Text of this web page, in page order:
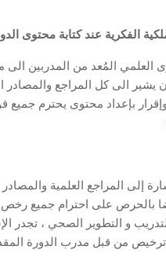
وان يشير الى كل المراجع
بإعداد محتوى يحترم
بالحرص على احترام جميع رخص
و التطوير الصحي ، تجدر
ترخيص من قبل مدرب الدورة